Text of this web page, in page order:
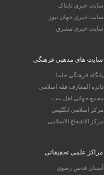
سایت خبری تابناک
سایت خبری جهان نیوز
سایت خبری مشرق
سایت های مذهبی فرهنگی
پایگاه فرهنگی حلما
دائرة المعارف فقه اسلامی
مجمع جهانی اهل بیت
مرکز اسلامی انگلیس
مرکز الاشعاع الاسلامی
مراکز علمی تحقیقاتی
آستان قدس رضوی